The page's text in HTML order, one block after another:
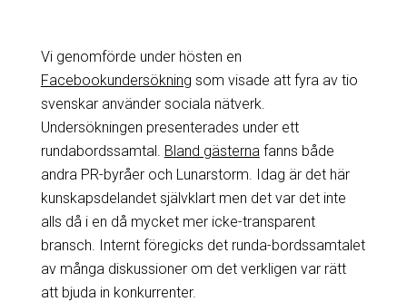
Vi genomförde under hösten en
Facebookundersökning som visade att fyra av tio
svenskar använder sociala nätverk.
Undersökningen presenterades under ett
rundabordssamtal. Bland gästerna fanns både
andra PR-byråer och Lunarstorm. Idag är det här
kunskapsdelandet självklart men det var det inte
alls då i en då mycket mer icke-transparent
bransch. Internt föregicks det runda-bordssamtalet
av många diskussioner om det verkligen var rätt
att bjuda in konkurrenter.